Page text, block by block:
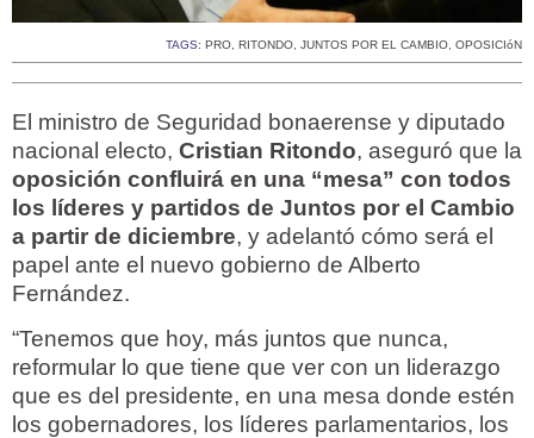
TAGS: PRO, RITONDO, JUNTOS POR EL CAMBIO, OPOSICIóN
El ministro de Seguridad bonaerense y diputado
nacional electo, Cristian Ritondo, aseguró que la
oposición confluirá en una “mesa” con todos
los líderes y partidos de Juntos por el Cambio
a partir de diciembre, y adelantó cómo será el
papel ante el nuevo gobierno de Alberto
Fernández.
“Tenemos que hoy, más juntos que nunca,
reformular lo que tiene que ver con un liderazgo
que es del presidente, en una mesa donde estén
los gobernadores, los líderes parlamentarios, los